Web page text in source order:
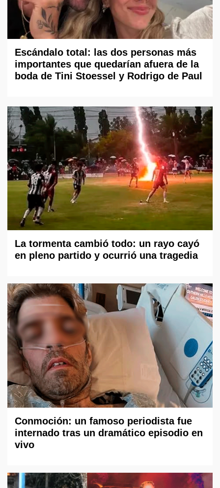
Escándalo total: las dos personas más
importantes que quedarían afuera de la
boda de Tini Stoessel y Rodrigo de Paul
La tormenta cambió todo: un rayo cayó
en pleno partido y ocurrió una tragedia
Conmoción: un famoso periodista fue
internado tras un dramático episodio en
vivo